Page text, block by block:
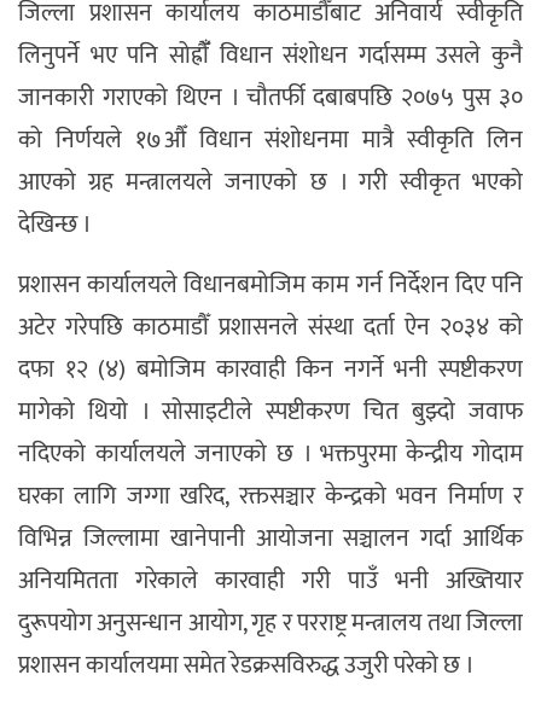
जिल्ला प्रशासन कार्यालय काठमाडौँबाट अनिवार्य स्वीकृति
लिनुपर्ने भए पनि सोह्रौँँ विधान संशोधन गर्दासम्म उसले कुनै
जानकारी गराएको थिएन । चौतर्फी दबाबपछि २०७५ पुस ३०
को निर्णयले १७औँ विधान संशोधनमा मात्रै स्वीकृति लिन
आएको ग्रह मन्त्रालयले जनाएको छ । गरी स्वीकृत भएको
देखिन्छ ।
प्रशासन कार्यालयले विधानबमोजिम काम गर्न निर्देशन दिए पनि
अटेर गरेपछि काठमाडौँ प्रशासनले संस्था दर्ता ऐन २०३४ को
दफा १२ (४) बमोजिम कारवाही किन नगर्ने भनी स्पष्टीकरण
मागेको थियो । सोसाइटीले स्पष्टीकरण चित बुझ्दो जवाफ
नदिएको कार्यालयले जनाएको छ । भक्तपुरमा केन्द्रीय गोदाम
घरका लागि जग्गा खरिद, रक्तसञ्चार केन्द्रको भवन निर्माण र
विभिन्न जिल्लामा खानेपानी आयोजना सञ्चालन गर्दा आर्थिक
अनियमितता गरेकाले कारवाही गरी पाउँ भनी अख्तियार
दुरूपयोग अनुसन्धान आयोग, गृह र परराष्ट्र मन्त्रालय तथा जिल्ला
प्रशासन कार्यालयमा समेत रेडक्रसविरुद्ध उजुरी परेको छ ।